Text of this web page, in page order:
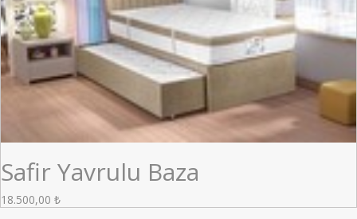
Safir Yavrulu Baza
18.500,00 ₺